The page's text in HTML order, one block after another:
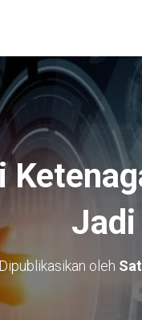
Jadi
Dipublikasikan oleh